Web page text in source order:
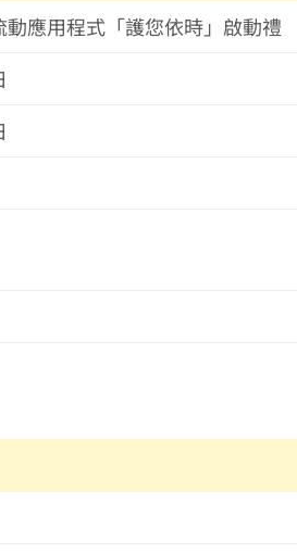
應用程式「護您依時」啟動禮